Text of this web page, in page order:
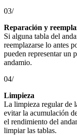
03/
Reparación y
Si alguna tabla del
reemplazarse lo antes
pueden representar un
andamio.
04/
Limpieza
La limpieza regular de
evitar la acumulación
el rendimiento del
limpiar las tablas.